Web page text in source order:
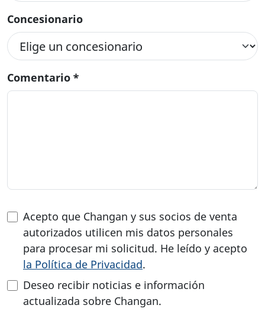
Concesionario
Comentario *
Acepto que Changan y sus socios de venta
autorizados utilicen mis datos personales
para procesar mi solicitud. He leído y acepto
la Política de Privacidad.
Deseo recibir noticias e información
actualizada sobre Changan.